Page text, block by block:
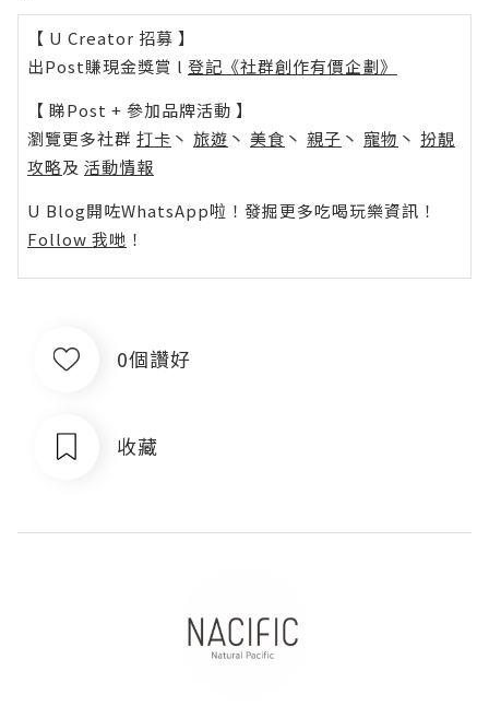
【 U Creator 招募 】
出Post賺現金獎賞 l 登記《社群創作有價企劃》
【 睇Post + 參加品牌活動 】
瀏覽更多社群 打卡 丶 旅遊 丶 美食 丶 親子 丶 寵物 丶 扮靚
攻略及 活動情報
U Blog開咗WhatsApp啦！發掘更多吃喝玩樂資訊！
Follow 我哋 ！
0個讚好
收藏